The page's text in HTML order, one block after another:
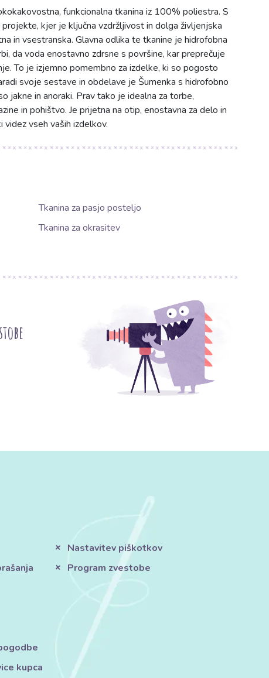
funkcionalna tkanina iz 100% poliestra. S
kjer je ključna vzdržljivost in dolga življenjska
in vsestranska. Glavna odlika te tkanine je hidrofobna
da voda enostavno zdrsne s površine, kar preprečuje
To je izjemno pomembno za izdelke, ki so pogosto
svoje sestave in obdelave je Šumenka s hidrofobno
jakne in anoraki. Prav tako je idealna za torbe,
in pohištvo. Je prijetna na otip, enostavna za delo in
vseh vaših izdelkov.
Tkanina za pasjo posteljo
Tkanina za okrasitev
kupca
Nastavitev piškotkov
Program zvestobe